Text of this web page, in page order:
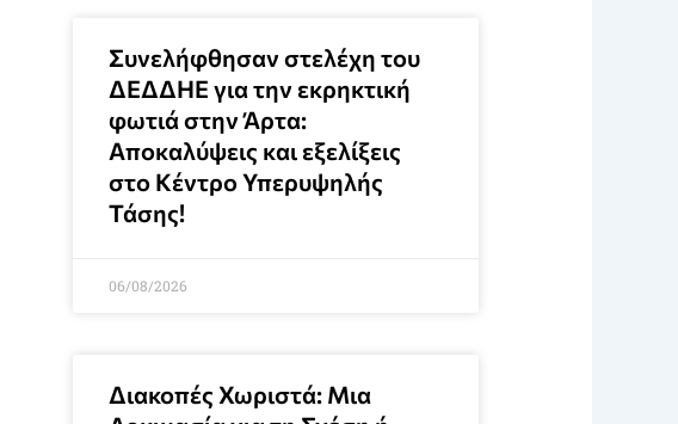
Συνελήφθησαν στελέχη του
ΔΕΔΔΗΕ για την εκρηκτική
φωτιά στην Άρτα:
Αποκαλύψεις και εξελίξεις
στο Κέντρο Υπερυψηλής
Τάσης!
06/08/2026
Διακοπές Χωριστά: Μια